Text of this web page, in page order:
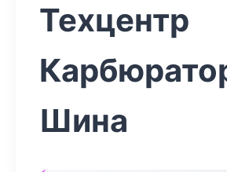
Техцентр
Шина